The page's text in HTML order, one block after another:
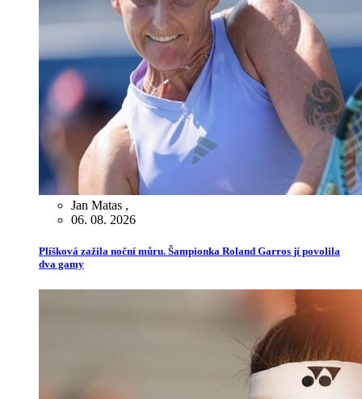
Jan Matas ,
06. 08. 2026
Plíšková zažila noční můru. Šampionka Roland Garros jí povolila
dva gamy